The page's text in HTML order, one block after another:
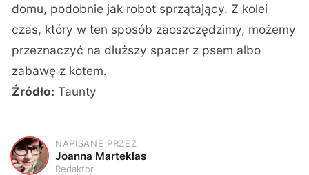
domu, podobnie jak robot sprzątający. Z kolei
czas, który w ten sposób zaoszczędzimy, możemy
przeznaczyć na dłuższy spacer z psem albo
zabawę z kotem.
Źródło: Taunty
J
NAPISANE PRZEZ
Joanna Marteklas
Redaktor